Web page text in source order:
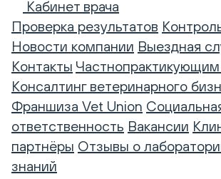
Кабинет врача
Проверка результатов
Новости компании Выездная
Контакты
Консалтинг ветеринарного
Франшиза Vet Union
ответственность Вакансии
партнёры Отзывы о
знаний